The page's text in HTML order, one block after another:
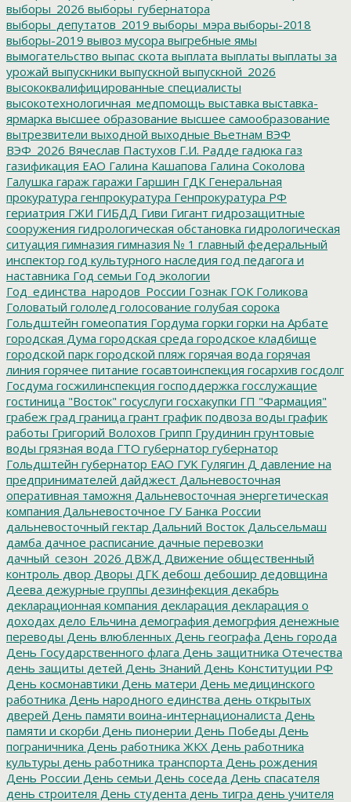
выборы_2026 выборы_губернатора
выборы_депутатов_2019 выборы_мэра выборы-2018
выборы-2019 вывоз мусора выгребные ямы
вымогательство выпас скота выплата выплаты выплаты за
урожай выпускники выпускной выпускной_2026
высококвалифицированные специалисты
высокотехнологичная_медпомощь выставка выставка-
ярмарка высшее образование высшее самообразование
вытрезвители выходной выходные Вьетнам ВЭФ
ВЭФ_2026 Вячеслав Пастухов Г.И. Радде гадюка газ
газификация ЕАО Галина Кашапова Галина Соколова
Галушка гараж гаражи Гаршин ГДК Генеральная
прокуратура генпрокуратура Генпрокуратура РФ
гериатрия ГЖИ ГИБДД Гиви Гигант гидрозащитные
сооружения гидрологическая обстановка гидрологическая
ситуация гимназия гимназия № 1 главный федеральный
инспектор год культурного наследия год педагога и
наставника Год семьи Год экологии
Год_единства_народов_России Гознак ГОК Голикова
Головатый гололед голосование голубая сорока
Гольдштейн гомеопатия Гордума горки горки на Арбате
городская Дума городская среда городское кладбище
городской парк городской пляж горячая вода горячая
линия горячее питание госавтоинспекция госархив госдолг
Госдума госжилинспекция господдержка госслужащие
гостиница "Восток" госуслуги госхакупки ГП "Фармация"
грабеж град граница грант график подвоза воды график
работы Григорий Волохов Грипп Грудинин грунтовые
воды грязная вода ГТО губернатор губернатор
Гольдштейн губернатор ЕАО ГУК Гулягин Д давление на
предпринимателей дайджест Дальневосточная
оперативная таможня Дальневосточная энергетическая
компания Дальневосточное ГУ Банка России
дальневосточный гектар Дальний Восток Дальсельмаш
дамба дачное расписание дачные перевозки
дачный_сезон_2026 ДВЖД Движение общественный
контроль двор Дворы ДГК дебош дебошир дедовщина
Деева дежурные группы дезинфекция декабрь
декларационная компания декларация декларация о
доходах дело Ельчина демография демогрфия денежные
переводы День влюбленных День географа День города
День Государственного флага День защитника Отечества
день защиты детей День Знаний День Конституции РФ
День космонавтики День матери День медицинского
работника День народного единства день открытых
дверей День памяти воина-интернационалиста День
памяти и скорби День пионерии День Победы День
пограничника День работника ЖКХ День работника
культуры день работника транспорта День рождения
День России День семьи День соседа День спасателя
день строителя День студента день тигра день учителя